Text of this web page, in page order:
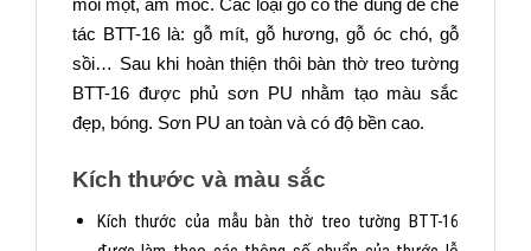
mối mọt, ẩm mốc. Các loại gỗ có thể dùng để chế
tác BTT-16 là: gỗ mít, gỗ hương, gỗ óc chó, gỗ
sồi… Sau khi hoàn thiện thôi bàn thờ treo tường
BTT-16 được phủ sơn PU nhằm tạo màu sắc
đẹp, bóng. Sơn PU an toàn và có độ bền cao.
Kích thước và màu sắc
Kích thước của mẫu bàn thờ treo tường BTT-16